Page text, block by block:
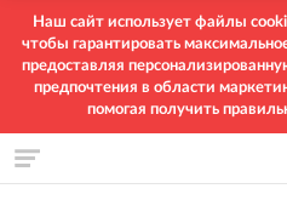
Наш сайт использует файлы
чтобы гарантировать
предоставляя
предпочтения в области
помогая получить